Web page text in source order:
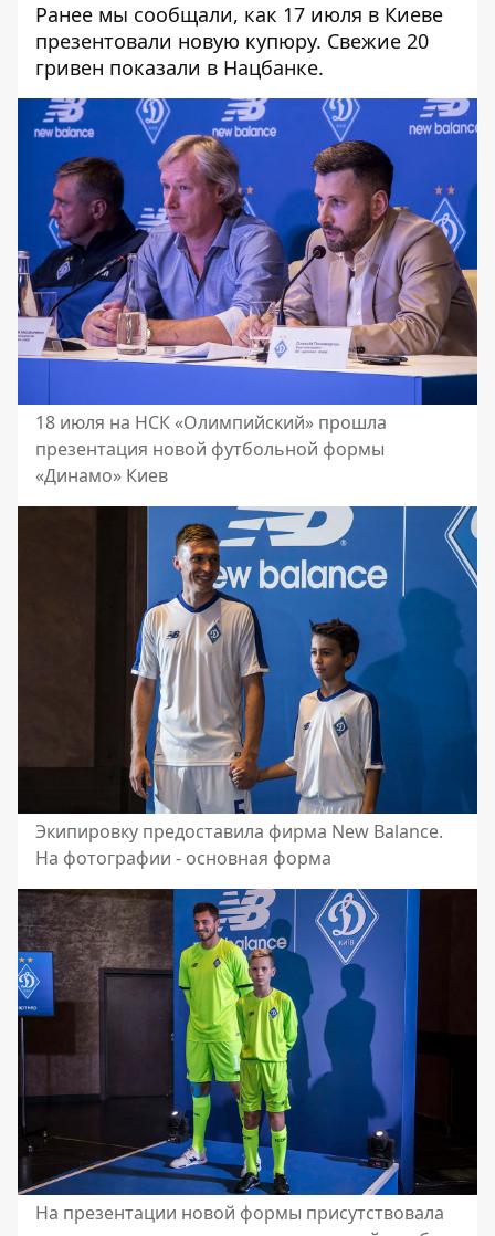
Ранее мы сообщали, как 17 июля в Киеве
презентовали новую купюру. Свежие 20
гривен показали в Нацбанке.
18 июля на НСК «Олимпийский» прошла
презентация новой футбольной формы
«Динамо» Киев
Экипировку предоставила фирма New Balance.
На фотографии - основная форма
На презентации новой формы присутствовала